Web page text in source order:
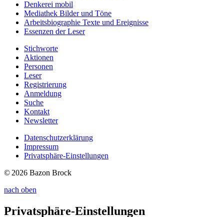
Denkerei mobil
Mediathek Bilder und Töne
Arbeitsbiographie Texte und Ereignisse
Essenzen der Leser
Stichworte
Aktionen
Personen
Leser
Registrierung
Anmeldung
Suche
Kontakt
Newsletter
Datenschutzerklärung
Impressum
Privatsphäre-Einstellungen
© 2026 Bazon Brock
nach oben
Privatsphäre-Einstellungen